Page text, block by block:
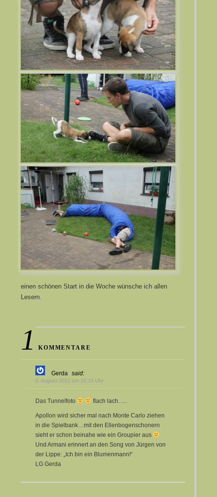
einen schönen Start in die Woche wünsche ich allen
Lesern.
1 KOMMENTARE
Gerda said:
6. August 2012 um 16:18 Uhr
Das Tunnelfoto flach lach…..
Apollon wird sicher mal nach Monte Carlo ziehen
in die Spielbank…mit den Ellenbogenschonern
sieht er schon beinahe wie ein Groupier aus
Und Armani erinnert an den Song von Jürgen von
der Lippe: „Ich bin ein Blumenmann!“
LG Gerda